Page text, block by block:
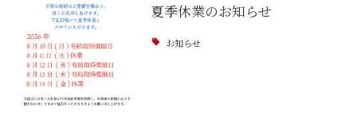
夏季休業のお知らせ
お知らせ